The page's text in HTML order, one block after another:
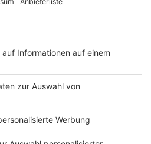
Artikel gemerkt
einem